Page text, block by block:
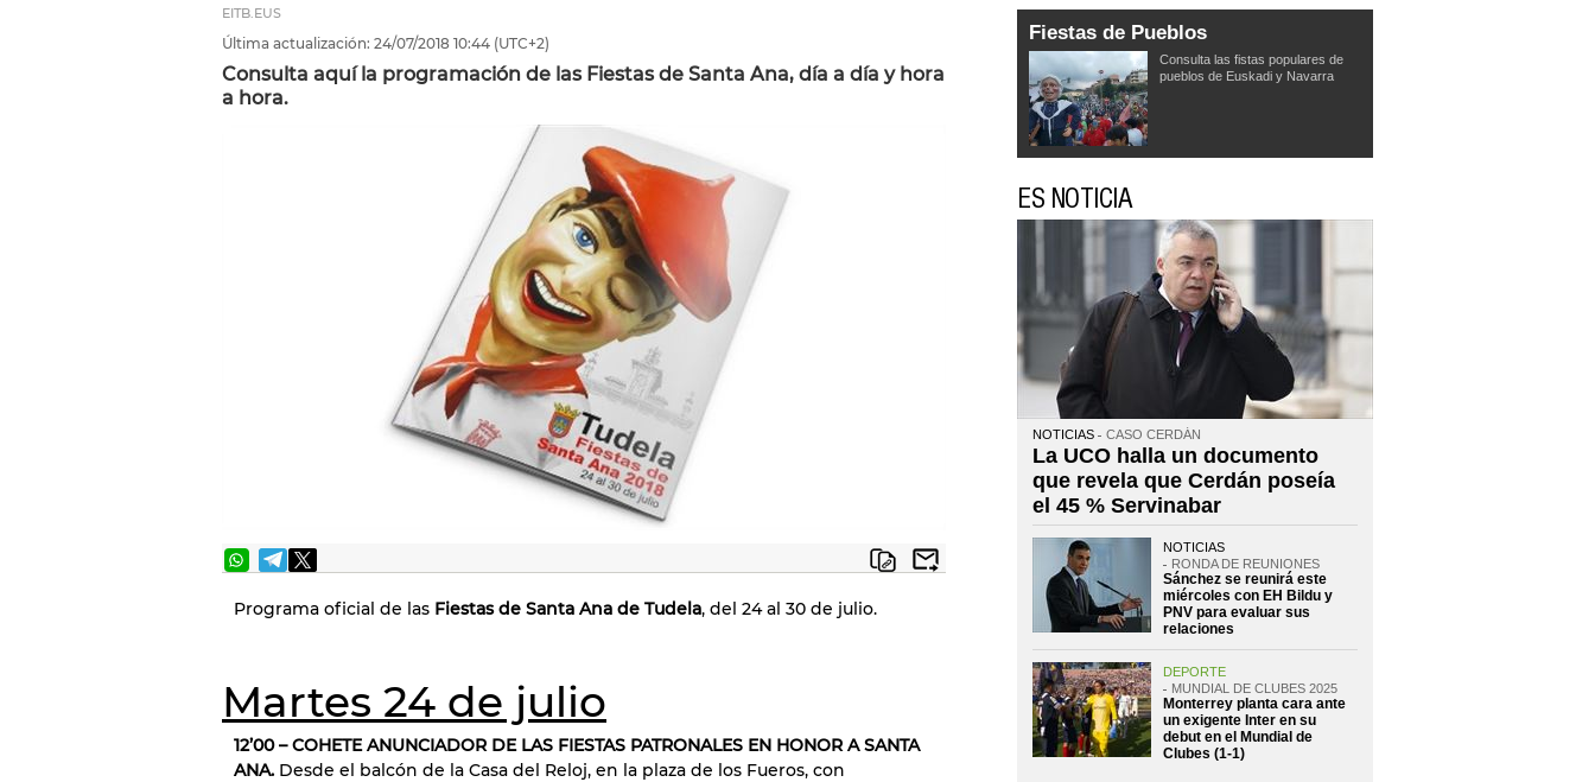
EITB.EUS
Última actualización: 24/07/2018 10:44 (UTC+2)
Consulta aquí la programación de las Fiestas de Santa Ana, día a día y hora
a hora.
Programa oficial de las Fiestas de Santa Ana de Tudela, del 24 al 30 de julio.
Martes 24 de julio
12’00 – COHETE ANUNCIADOR DE LAS FIESTAS PATRONALES EN HONOR A SANTA
ANA. Desde el balcón de la Casa del Reloj, en la plaza de los Fueros, con
Fiestas de Pueblos
Consulta las fistas populares de
pueblos de Euskadi y Navarra
ES NOTICIA
NOTICIAS CASO CERDÁN
La UCO halla un documento
que revela que Cerdán poseía
el 45 % Servinabar
NOTICIAS
RONDA DE REUNIONES
Sánchez se reunirá este
miércoles con EH Bildu y
PNV para evaluar sus
relaciones
DEPORTE
MUNDIAL DE CLUBES 2025
Monterrey planta cara ante
un exigente Inter en su
debut en el Mundial de
Clubes (1-1)